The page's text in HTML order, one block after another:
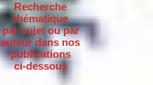
Recherche
thématique
par sujet ou par
auteur dans nos
publications
ci-dessous